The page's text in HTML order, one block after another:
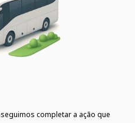
completar a ação que